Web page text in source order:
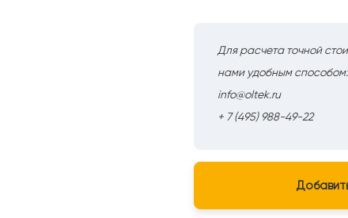
Для расчета точной
нами удобным способом:
info@oltek.ru
+ 7 (495) 988-49-22